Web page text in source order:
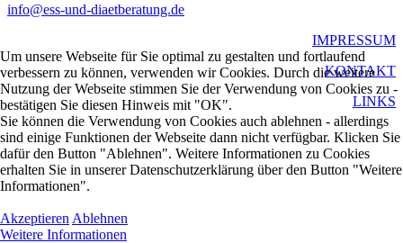
info@ess-und-diaetberatung.de
IMPRESSUM
KONTAKT
LINKS
Um unsere Webseite für Sie optimal zu gestalten und fortlaufend
verbessern zu können, verwenden wir Cookies. Durch die weitere
Nutzung der Webseite stimmen Sie der Verwendung von Cookies zu -
bestätigen Sie diesen Hinweis mit "OK".
Sie können die Verwendung von Cookies auch ablehnen - allerdings
sind einige Funktionen der Webseite dann nicht verfügbar. Klicken Sie
dafür den Button "Ablehnen". Weitere Informationen zu Cookies
erhalten Sie in unserer Datenschutzerklärung über den Button "Weitere
Informationen".
Akzeptieren Ablehnen
Weitere Informationen